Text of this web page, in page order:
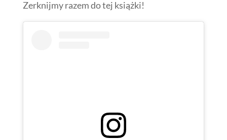
Zerknijmy razem do tej książki!